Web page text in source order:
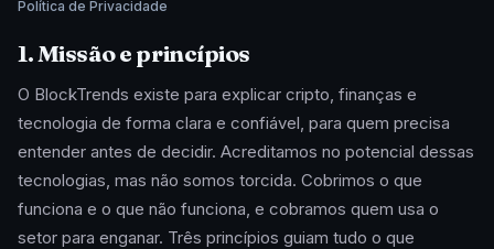
Política de Privacidade
1. Missão e princípios
O BlockTrends existe para explicar cripto, finanças e
tecnologia de forma clara e confiável, para quem precisa
entender antes de decidir. Acreditamos no potencial dessas
tecnologias, mas não somos torcida. Cobrimos o que
funciona e o que não funciona, e cobramos quem usa o
setor para enganar. Três princípios guiam tudo o que